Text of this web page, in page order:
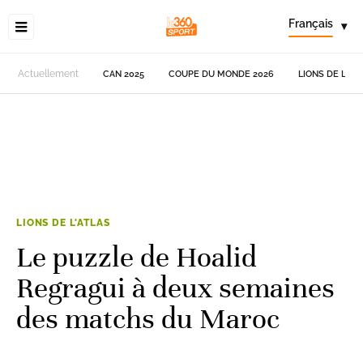
Français ▾
Actuellement CAN 2025 COUPE DU MONDE 2026 LIONS DE
LIONS DE L'ATLAS
Le puzzle de Hoalid
Regragui à deux semaines
des matchs du Maroc